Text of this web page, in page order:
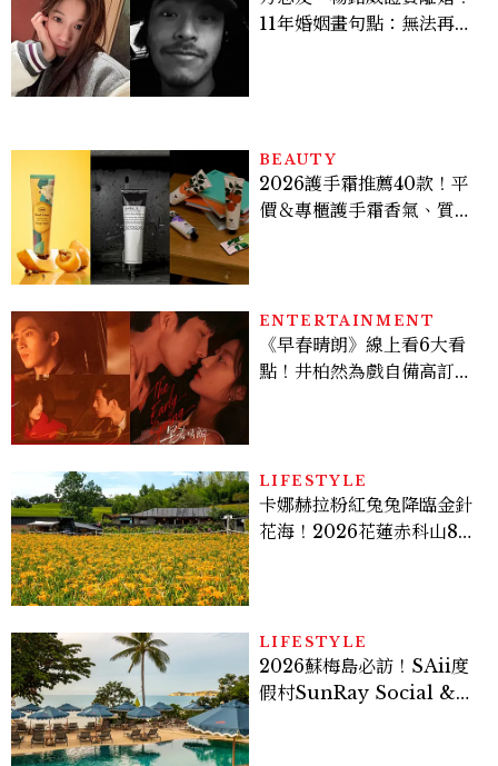
11年婚姻畫句點：無法再做
BEAUTY
2026護手霜推薦40款！平
價＆專櫃護手霜香氣、質
ENTERTAINMENT
《早春晴朗》線上看6大看
點！井柏然為戲自備高訂，
LIFESTYLE
卡娜赫拉粉紅兔兔降臨金針
花海！2026花蓮赤科山8月
LIFESTYLE
2026蘇梅島必訪！SAii度
假村SunRay Social &